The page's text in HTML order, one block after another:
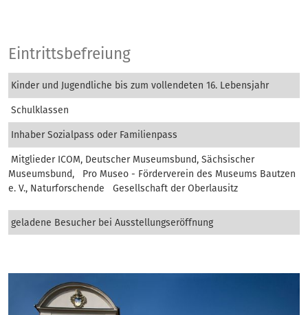
Eintrittsbefreiung
Kinder und Jugendliche bis zum vollendeten 16. Lebensjahr
Schulklassen
Inhaber Sozialpass oder Familienpass
Mitglieder ICOM, Deutscher Museumsbund, Sächsischer
Museumsbund, Pro Museo - Förderverein des Museums Bautzen
e. V., Naturforschende Gesellschaft der Oberlausitz
geladene Besucher bei Ausstellungseröffnung